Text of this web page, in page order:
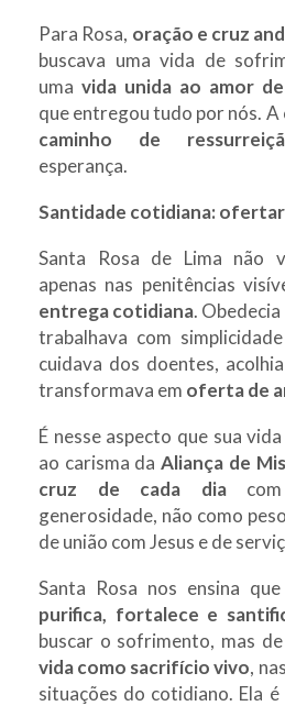
Para Rosa, oração e cruz
buscava uma vida de
uma vida unida ao amor
que entregou tudo por nós. A
caminho de
esperança.
Santidade cotidiana:
Santa Rosa de Lima não
apenas nas penitências
entrega cotidiana.
trabalhava com
cuidava dos doentes,
transformava em oferta de
É nesse aspecto que sua
ao carisma daAliança de
cruz de cada diacom
generosidade, não como
de união com Jesus e de
Santa Rosa nos ensina que
purifica, fortalece e
buscar o sofrimento, mas de
vida como sacrifício vivo,
situações do cotidiano. Ela